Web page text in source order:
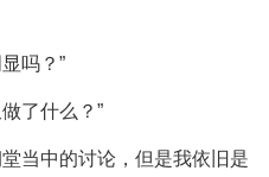
吗？”
了什么？”
当中的讨论，但是我依旧是